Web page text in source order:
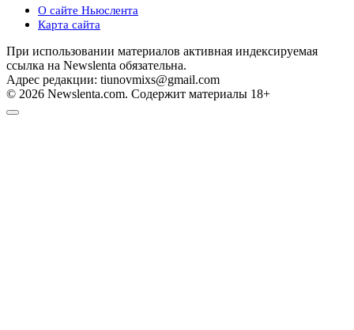
О сайте Ньюслента
Карта сайта
При использовании материалов активная индексируемая
ссылка на Newslenta обязательна.
Адрес редакции: tiunovmixs@gmail.com
© 2026 Newslenta.com. Содержит материалы 18+